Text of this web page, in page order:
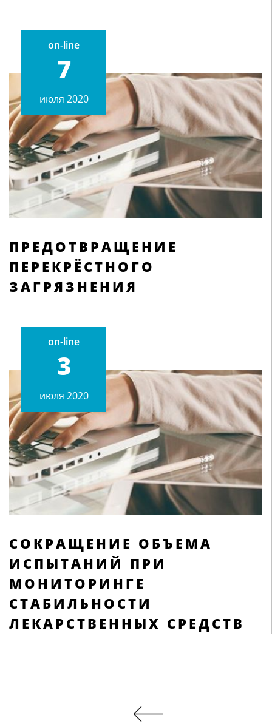
on-line
7
июля 2020
ПРЕДОТВРАЩЕНИЕ
ПЕРЕКРЁСТНОГО
ЗАГРЯЗНЕНИЯ
on-line
3
июля 2020
СОКРАЩЕНИЕ ОБЪЕМА
ИСПЫТАНИЙ ПРИ
МОНИТОРИНГЕ
СТАБИЛЬНОСТИ
ЛЕКАРСТВЕННЫХ СРЕДСТВ